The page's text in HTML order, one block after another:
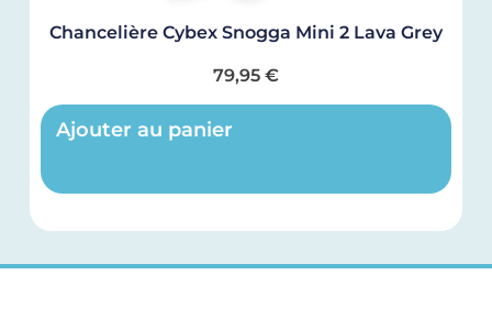
Chancelière Cybex Snogga Mini 2 Lava Grey
79,95 €
Ajouter au panier